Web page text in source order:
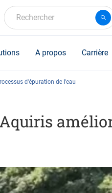
Rechercher
A propos Carrière
d'épuration de l'eau